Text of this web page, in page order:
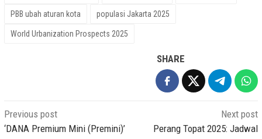
PBB ubah aturan kota populasi Jakarta 2025
World Urbanization Prospects 2025
SHARE
Post
navigation
Previous post
‘DANA Premium Mini (Premini)’
Next post
Perang Topat 2025: Jadwal